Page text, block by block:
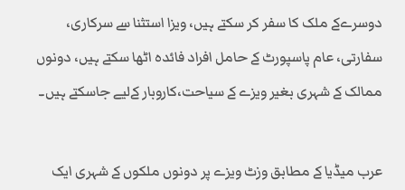
دوسرےکے ملک کا سفر کر سکتے ہیں، ویزا استثنا سے سرکاری،
سفارتی، عام پاسپورٹ کے حامل افراد فائدہ اٹھا سکتے ہیں، دونوں
ممالک کے شہری بغیر ویزے کے سیاحت،کاروبار کےلیے جاسکتے ہیں۔
عرب میڈیا کے مطابق وزٹ ویزے پر دونوں ملکوں کے شہری ایک